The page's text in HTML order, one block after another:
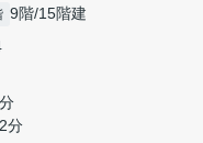
9階/15階建
分